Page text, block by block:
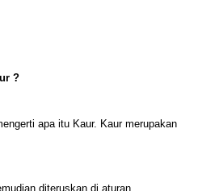
?
apa itu Kaur. Kaur merupakan
diteruskan di aturan